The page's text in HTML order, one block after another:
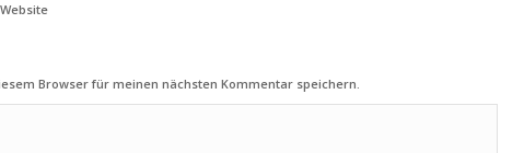
Website
Browser für meinen nächsten Kommentar speichern.